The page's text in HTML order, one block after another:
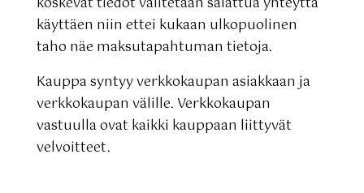
käyttäen niin ettei kukaan ulkopuolinen
taho näe maksutapahtuman tietoja.
Kauppa syntyy verkkokaupan asiakkaan ja
verkkokaupan välille. Verkkokaupan
vastuulla ovat kaikki kauppaan liittyvät
velvoitteet.